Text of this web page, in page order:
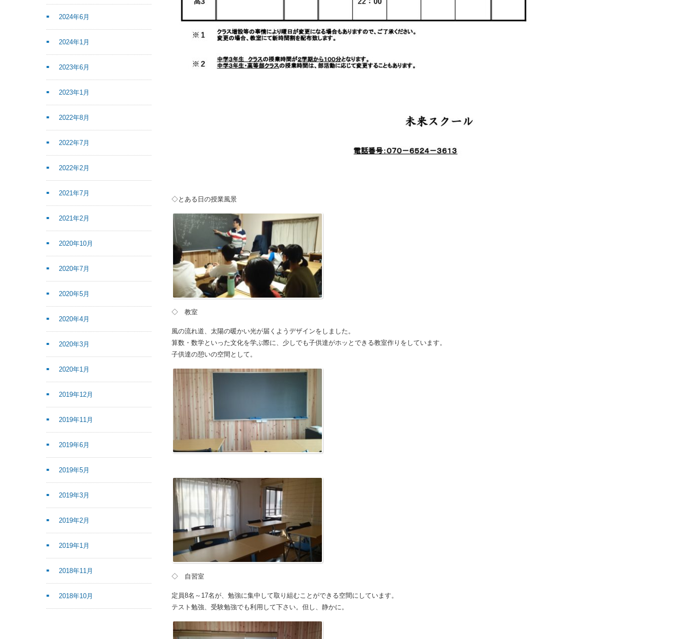
◇とある日の授業風景
◇ 教室
風の流れ道、太陽の暖かい光が届くようデザインをしました。
算数・数学といった文化を学ぶ際に、少しでも子供達がホッとできる教室作りをしています。
子供達の憩いの空間として。
◇ 自習室
定員8名～17名が、勉強に集中して取り組むことができる空間にしています。
テスト勉強、受験勉強でも利用して下さい。但し、静かに。
2024年6月
2024年1月
2023年6月
2023年1月
2022年8月
2022年7月
2022年2月
2021年7月
2021年2月
2020年10月
2020年7月
2020年5月
2020年4月
2020年3月
2020年1月
2019年12月
2019年11月
2019年6月
2019年5月
2019年3月
2019年2月
2019年1月
2018年11月
2018年10月